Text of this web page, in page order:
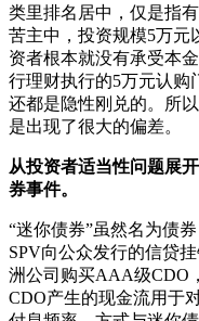
类里排名居中，仅是指
苦主中，投资规模5万元
资者根本就没有承受本
行理财执行的5万元认购
还都是隐性刚兑的。所
是出现了很大的偏差。
从投资者适当性问题展
券事件。
“迷你债券”虽然名为债
SPV向公众发行的信贷
洲公司购买AAA级CDO
CDO产生的现金流用于